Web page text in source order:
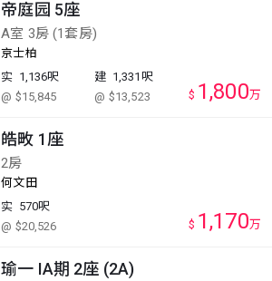
帝庭园 5座
A室 3房 (1套房)
京士柏
实 1,136呎
@ $15,845
建 1,331呎
@ $13,523
$ 1,800万
皓畋 1座
2房
何文田
实 570呎
@ $20,526
$ 1,170万
瑜一 IA期 2座 (2A)